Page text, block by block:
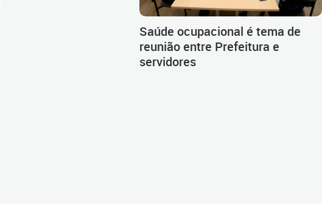
Saúde ocupacional é tema de
reunião entre Prefeitura e
servidores